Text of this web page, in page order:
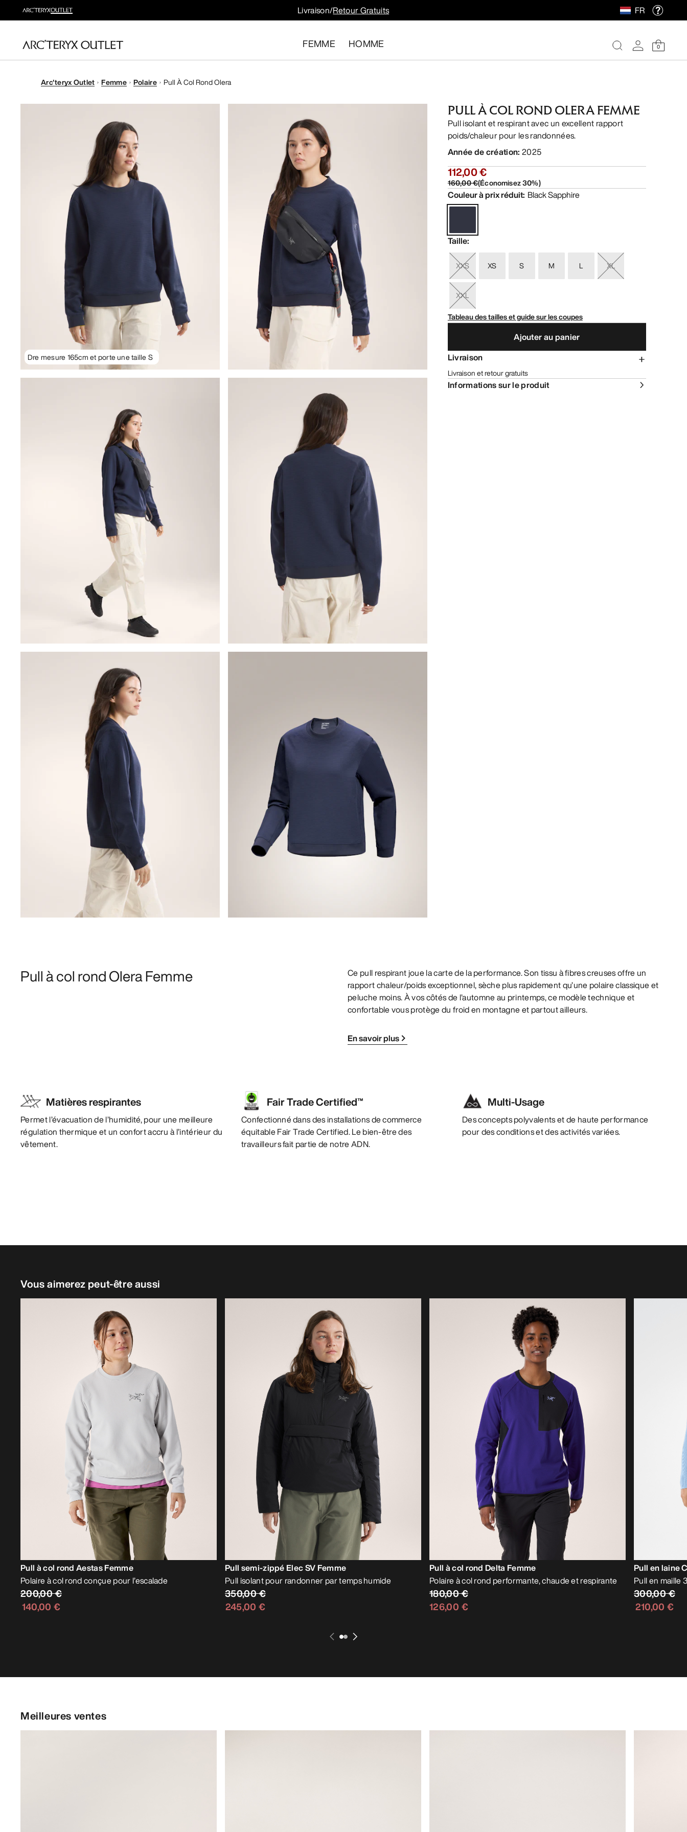
Livraison/Retour Gratuits FR
FEMME HOMME 0
Arc'teryx Outlet Femme Polaire Pull À Col Rond Olera
Dre mesure 165cm et porte une taille S
PULL À COL ROND OLERA FEMME
Pull isolant et respirant avec un excellent rapport
poids/chaleur pour les randonnées.
Année de création: 2025
112,00 €
160,00 €(Économisez30%)
Couleur à prix réduit: Black Sapphire
Taille:
XXS XS S M L XL
XXL
Tableau des tailles et guide sur les coupes
Ajouter au panier
Livraison
Livraison et retour gratuits
Informations sur le produit
Pull à col rond Olera Femme
Ce pull respirant joue la carte de la performance. Son tissu à fibres creuses offre un
rapport chaleur/poids exceptionnel, sèche plus rapidement qu’une polaire classique et
peluche moins. À vos côtés de l’automne au printemps, ce modèle technique et
confortable vous protège du froid en montagne et partout ailleurs.
En savoir plus
Matières respirantes
Permet l’évacuation de l’humidité, pour une meilleure
régulation thermique et un confort accru à l’intérieur du
vêtement.
Fair Trade Certified™
Confectionné dans des installations de commerce
équitable Fair Trade Certified. Le bien-être des
travailleurs fait partie de notre ADN.
Multi-Usage
Des concepts polyvalents et de haute performance
pour des conditions et des activités variées.
Vous aimerez peut-être aussi
Pull à col rond Aestas Femme
Polaire à col rond conçue pour l’escalade
200,00 €
140,00 €
Pull semi-zippé Elec SV Femme
Pull isolant pour randonner par temps humide
350,00 €
245,00 €
Pull à col rond Delta Femme
Polaire à col rond performante, chaude et respirante
180,00 €
126,00 €
Pull en laine
Pull en maille
300,00 €
210,00 €
Meilleures ventes